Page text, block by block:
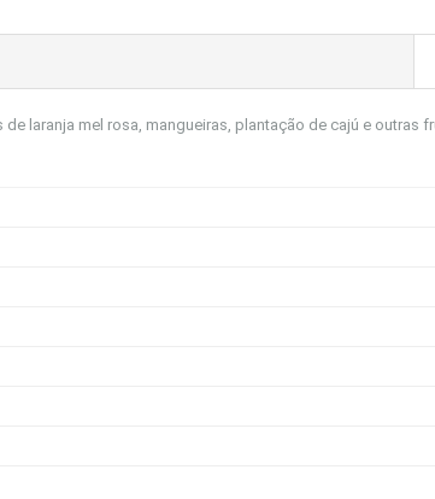
laranja mel rosa, mangueiras, plantação de cajú e outras